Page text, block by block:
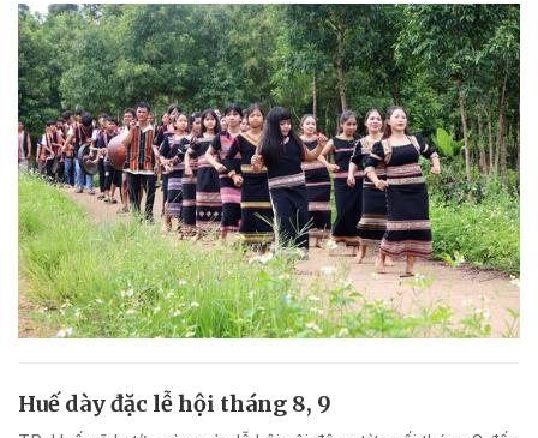
Huế dày đặc lễ hội tháng 8, 9